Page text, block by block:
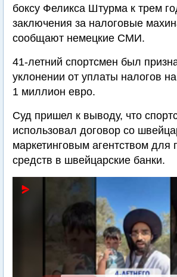
боксу Феликса Штурма к трем
заключения за налоговые
сообщают немецкие СМИ.
41-летний спортсмен был
уклонении от уплаты налогов
1 миллион евро.
Суд пришел к выводу, что
использовал договор со
маркетинговым агентством для
средств в швейцарские банки.